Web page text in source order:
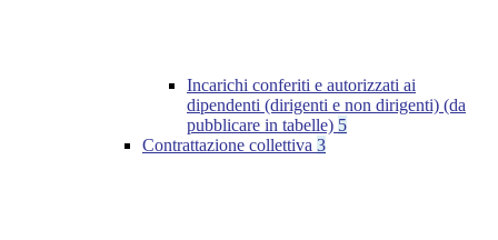
Incarichi conferiti e autorizzati ai
dipendenti (dirigenti e non dirigenti) (da
pubblicare in tabelle) 5
Contrattazione collettiva 3